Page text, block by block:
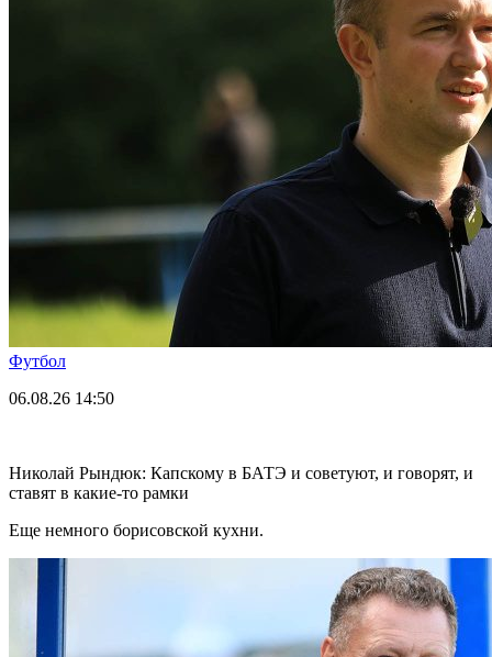
Футбол
06.08.26 14:50
Николай Рындюк: Капскому в БАТЭ и советуют, и говорят, и
ставят в какие-то рамки
Еще немного борисовской кухни.